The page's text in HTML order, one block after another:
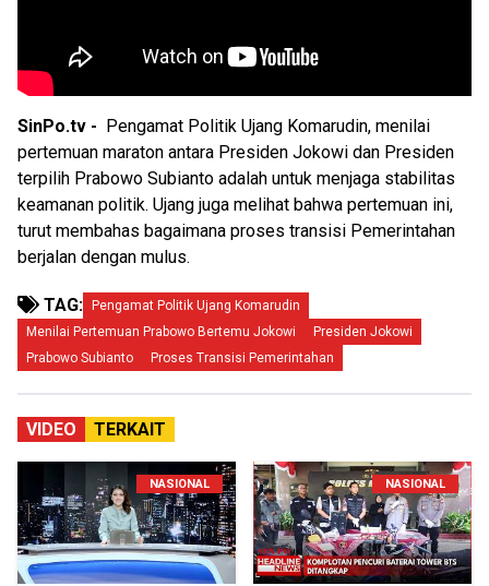
SinPo.tv -
Pengamat Politik Ujang Komarudin, menilai
pertemuan maraton antara Presiden Jokowi dan Presiden
terpilih Prabowo Subianto adalah untuk menjaga stabilitas
keamanan politik. Ujang juga melihat bahwa pertemuan ini,
turut membahas bagaimana proses transisi Pemerintahan
berjalan dengan mulus.
TAG:
Pengamat Politik Ujang Komarudin
Menilai Pertemuan Prabowo Bertemu Jokowi
Presiden Jokowi
Prabowo Subianto
Proses Transisi Pemerintahan
VIDEO TERKAIT
NASIONAL NASIONAL